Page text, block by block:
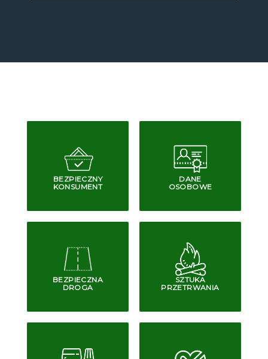
BEZPIECZNY
KONSUMENT
DANE
OSOBOWE
BEZPIECZNA
DROGA
SZTUKA
PRZETRWANIA